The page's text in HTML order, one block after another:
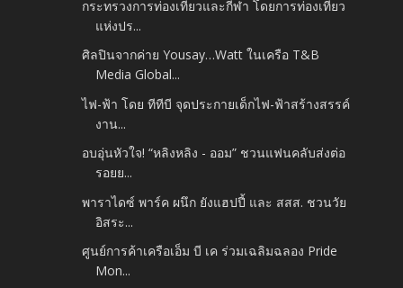
กระทรวงการท่องเที่ยวและกีฬา โดยการท่องเที่ยว
แห่งปร...
ศิลปินจากค่าย Yousay…Watt ในเครือ T&B
Media Global...
ไฟ-ฟ้า โดย ทีทีบี จุดประกายเด็กไฟ-ฟ้าสร้างสรรค์
งาน...
อบอุ่นหัวใจ! “หลิงหลิง - ออม” ชวนแฟนคลับส่งต่อ
รอยย...
พาราไดซ์ พาร์ค ผนึก ยังแฮปปี้ และ สสส. ชวนวัย
อิสระ...
ศูนย์การค้าเครือเอ็ม บี เค ร่วมเฉลิมฉลอง Pride
Mon...